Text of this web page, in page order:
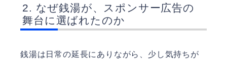
なぜ銭湯が、スポンサー広告の
舞台に選ばれたのか
銭湯は日常の延長にありながら、少し気持ちが